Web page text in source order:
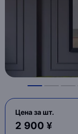
Цена за шт.
2 900 ¥